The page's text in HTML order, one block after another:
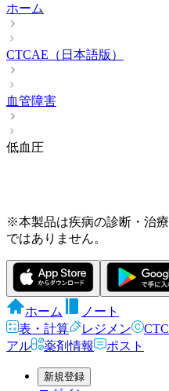
ホーム
CTCAE（日本語版）
血管障害
低血圧
※本製品は疾病の診断・治
ではありません。
ホーム
ノート
表・計算
レジメン
アル
薬剤情報 ポスト
新規登録